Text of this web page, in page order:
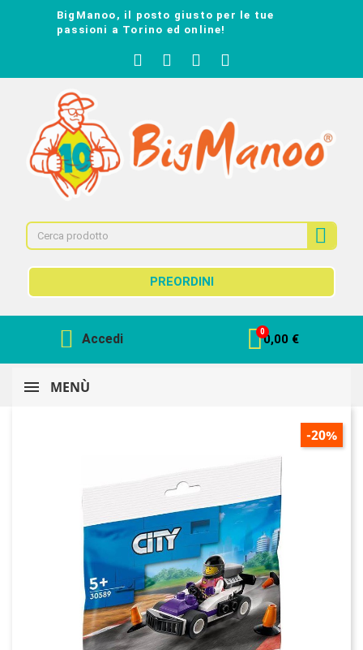
BigManoo, il posto giusto per le tue
passioni a Torino ed online!
PREORDINI
Accedi 0,00 €
MENÙ
-20%